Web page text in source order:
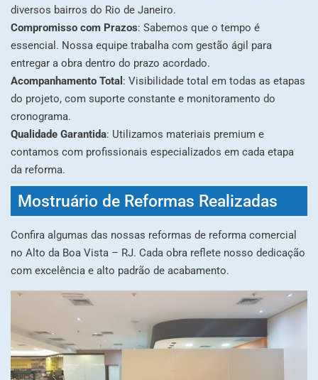
diversos bairros do Rio de Janeiro.
Compromisso com Prazos: Sabemos que o tempo é
essencial. Nossa equipe trabalha com gestão ágil para
entregar a obra dentro do prazo acordado.
Acompanhamento Total : Visibilidade total em todas as etapas
do projeto, com suporte constante e monitoramento do
cronograma.
Qualidade Garantida: Utilizamos materiais premium e
contamos com profissionais especializados em cada etapa
da reforma.
Mostruário de Reformas Realizadas
Confira algumas das nossas reformas de reforma comercial
no Alto da Boa Vista – RJ. Cada obra reflete nosso dedicação
com excelência e alto padrão de acabamento.